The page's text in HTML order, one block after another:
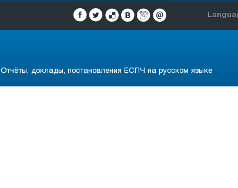
Отчёты, доклады, постановления ЕСПЧ на русском языке